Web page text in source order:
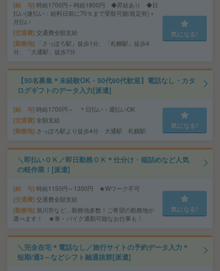
給 与 時給1700円～時給1800円 ◆昇給あり ◆日
払い(速払い：給料日前に70％まで受取可能/規定有)＋
月払い
交通費 交通費全額支給
勤務地
「さっぽろ駅」徒歩1分、「札幌駅」徒歩4
分、「大通駅」徒歩7分
気になる!
【50名募集＊未経験OK・50代60代歓迎】電話なし・カタ
ログギフトのデータ入力[派遣]
給 与 時給1700円～ ＊日払い・週払いOK
交通費 全額支給
勤務地 さっぽろ駅より徒歩4分 大通駅 札幌駅
気になる!
＼即払いＯＫ／即日勤務ＯＫ＊仕分け・箱詰めなど人気
の軽作業！[派遣]
給 与 時給1150円～1350円 ★Wワーク不可
交通費 交通費全額支給
勤務地 旭川市など…勤務地多数！ご希望の勤務地が
選べます！ ★車・バイク通勤可能なお仕事も！
気になる!
＼完全在宅＊電話なし／旅行サイトの予約データ入力＊
短期/週3～などシフト融通抜群[派遣]